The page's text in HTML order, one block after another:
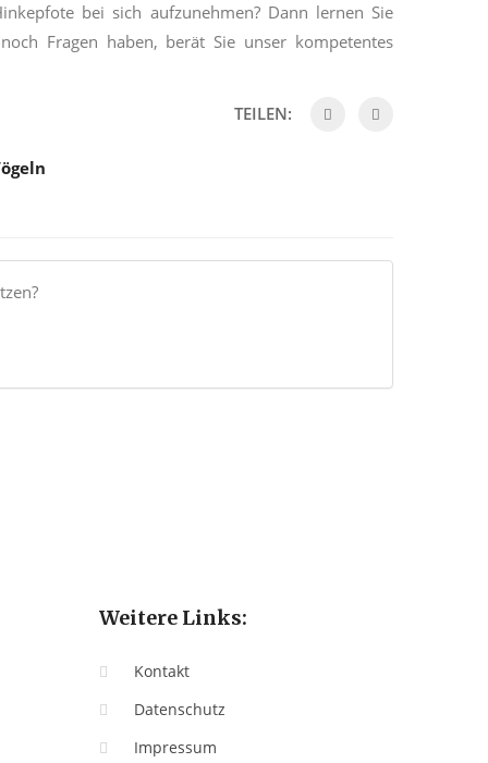
bei sich aufzunehmen? Dann lernen Sie
Fragen haben, berät Sie unser kompetentes
TEILEN:
Weitere Links:
Kontakt
Datenschutz
Impressum